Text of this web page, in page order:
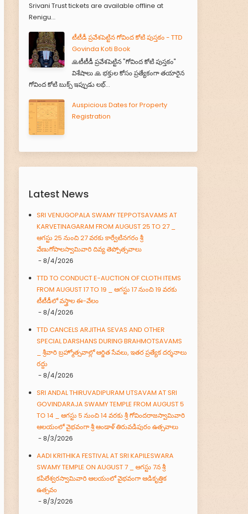
Srivani Trust tickets are available offline at
Renigu...
టీటీడీ ప్రవేశపెట్టిన గోవింద కోటి పుస్తకం - TTD
Govinda Koti Book
🙏టీటీడీ ప్రవేశపెట్టిన "గోవింద కోటి పుస్తకం"
విశేషాలు 🙏 భక్తుల కోసం ప్రత్యేకంగా తయారైన
గోవింద కోటి బుక్స్ ఇప్పుడు లభ్...
Auspicious Dates for Property
Registration
Latest News
SRI VENUGOPALA SWAMY TEPPOTSAVAMS AT
KARVETINAGARAM FROM AUGUST 25 TO 27 _
ఆగస్టు 25 నుంచి 27 వరకు కార్వేటినగరం శ్రీ
వేణుగోపాలస్వామివారి దివ్య తెప్పోత్సవాలు
- 8/4/2026
TTD TO CONDUCT E-AUCTION OF CLOTH ITEMS
FROM AUGUST 17 TO 19 _ ఆగస్టు 17 నుంచి 19 వరకు
టీటీడీలో వస్త్రాల ఈ-వేలం
- 8/4/2026
TTD CANCELS ARJITHA SEVAS AND OTHER
SPECIAL DARSHANS DURING BRAHMOTSAVAMS
_ శ్రీవారి బ్రహ్మోత్సవాల్లో ఆర్జిత సేవలు, ఇతర ప్రత్యేక దర్శనాలు
రద్దు
- 8/4/2026
SRI ANDAL THIRUVADIPURAM UTSAVAM AT SRI
GOVINDARAJA SWAMY TEMPLE FROM AUGUST 5
TO 14 _ ఆగస్టు 5 నుంచి 14 వరకు శ్రీ గోవిందరాజస్వామివారి
ఆలయంలో వైభవంగా శ్రీ ఆండాళ్ తిరువడిపురం ఉత్సవాలు
- 8/3/2026
AADI KRITHIKA FESTIVAL AT SRI KAPILESWARA
SWAMY TEMPLE ON AUGUST 7 _ ఆగస్టు 7న శ్రీ
కపిలేశ్వరస్వామివారి ఆలయంలో వైభవంగా ఆడికృత్తిక
ఉత్సవం
- 8/3/2026